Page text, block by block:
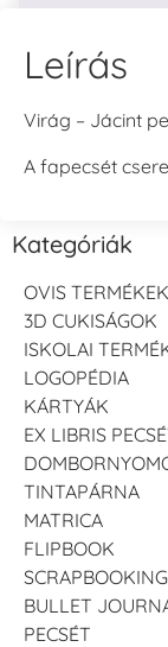
Leírás
Virág – Jácint
A fapecsét
Kategóriák
OVIS TERMÉKEK
3D CUKISÁGOK
ISKOLAI
LOGOPÉDIA
KÁRTYÁK
EX LIBRIS
TINTAPÁRNA
MATRICA
FLIPBOOK
SCRAPBOOKING
BULLET
PECSÉT